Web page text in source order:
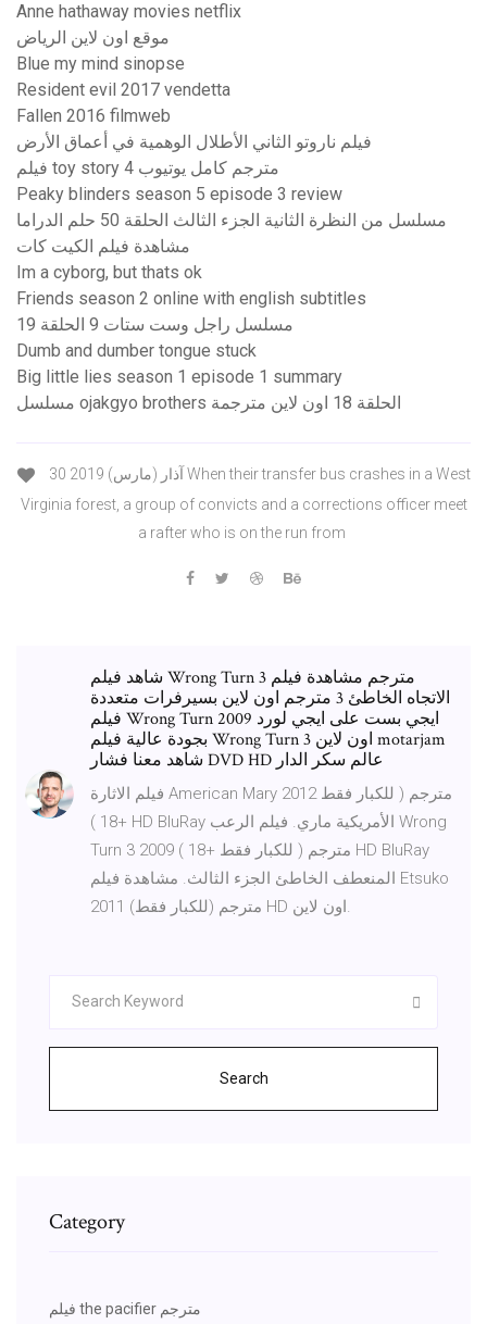
Anne hathaway movies netflix
موقع اون لاين الرياض
Blue my mind sinopse
Resident evil 2017 vendetta
Fallen 2016 filmweb
فيلم ناروتو الثاني الأطلال الوهمية في أعماق الأرض
فيلم toy story 4 مترجم كامل يوتيوب
Peaky blinders season 5 episode 3 review
مسلسل من النظرة الثانية الجزء الثالث الحلقة 50 حلم الدراما
مشاهدة فيلم الكيت كات
Im a cyborg, but thats ok
Friends season 2 online with english subtitles
مسلسل راجل وست ستات 9 الحلقة 19
Dumb and dumber tongue stuck
Big little lies season 1 episode 1 summary
مسلسل ojakgyo brothers الحلقة 18 اون لاين مترجمة
30 آذار (مارس) 2019 When their transfer bus crashes in a West
Virginia forest, a group of convicts and a corrections officer meet
a rafter who is on the run from
شاهد فيلم Wrong Turn 3 مترجم مشاهدة فيلم
الاتجاه الخاطئ 3 مترجم اون لاين بسيرفرات متعددة
فيلم Wrong Turn 2009 ايجي بست على ايجي لورد
بجودة عالية فيلم Wrong Turn 3 اون لاين motarjam
شاهد معنا فشار DVD HD عالم سكر الدار
فيلم الاثارة American Mary 2012 مترجم ( للكبار فقط
+18 ) HD BluRay الأمريكية ماري. فيلم الرعب Wrong
Turn 3 2009 مترجم ( للكبار فقط +18 ) HD BluRay
المنعطف الخاطئ الجزء الثالث. مشاهدة فيلم Etsuko
2011 مترجم (للكبار فقط) HD اون لاين.
Search
Category
فيلم the pacifier مترجم